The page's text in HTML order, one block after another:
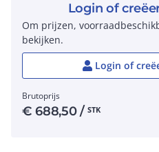
Login of
Om prijzen,
bekijken.
Login of
Brutoprijs
€688,50/ STK